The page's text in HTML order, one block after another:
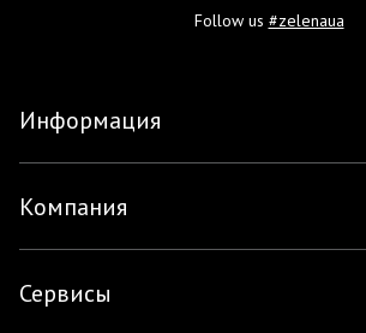
Follow us #zelenaua
Информация
Компания
Сервисы